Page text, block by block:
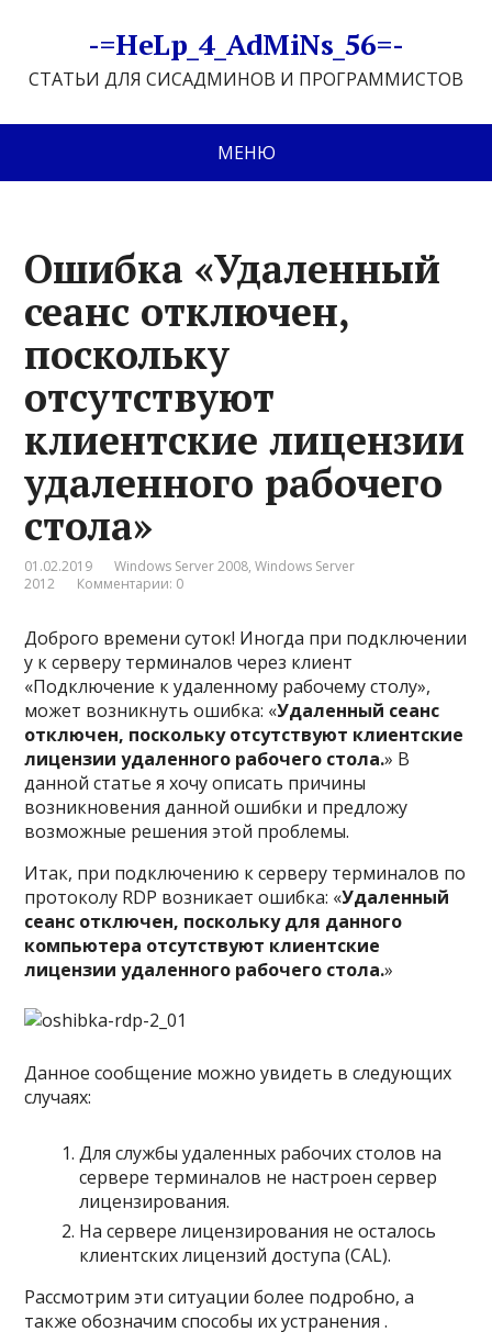
-=HeLp_4_AdMiNs_56=-
СТАТЬИ ДЛЯ СИСАДМИНОВ И ПРОГРАММИСТОВ
МЕНЮ
Ошибка «Удаленный
сеанс отключен,
поскольку
отсутствуют
клиентские лицензии
удаленного рабочего
стола»
01.02.2019 Windows Server 2008,Windows Server
2012
Комментарии: 0
Доброго времени суток! Иногда при подключении
у к серверу терминалов через клиент
«Подключение к удаленному рабочему столу»,
может возникнуть ошибка: «Удаленный сеанс
отключен, поскольку отсутствуют клиентские
лицензии удаленного рабочего стола.» В
данной статье я хочу описать причины
возникновения данной ошибки и предложу
возможные решения этой проблемы.
Итак, при подключению к серверу терминалов по
протоколу RDP возникает ошибка: «Удаленный
сеанс отключен, поскольку для данного
компьютера отсутствуют клиентские
лицензии удаленного рабочего стола.»
Данное сообщение можно увидеть в следующих
случаях:
Для службы удаленных рабочих столов на
сервере терминалов не настроен сервер
лицензирования.
На сервере лицензирования не осталось
клиентских лицензий доступа (CAL).
Рассмотрим эти ситуации более подробно, а
также обозначим способы их устранения .